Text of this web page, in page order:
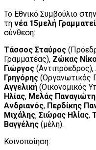
Το Εθνικό Συμβούλιο
τη νέα 15μελή
σύνθεση:
Τάσσος Σταύρος
Γραμματέας), Ζώκας
Γιώργος (Αντιπρόεδρος),
Γρηγόρης (Οργανωτικός
Αγγελική (Οικονομικός
Ηλίας, Μελάς
Ανδριανός, Περδίκης
Μιχάλης, Σιώρας Ηλίας,
Βαγγέλης (μέλη).
Κοινοποίηση: